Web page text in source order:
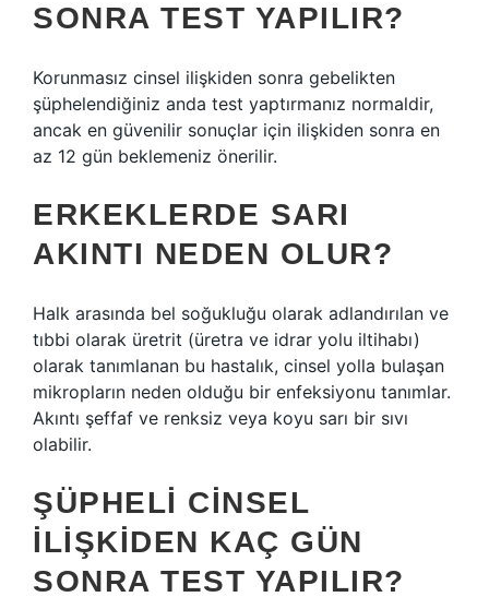
SONRA TEST YAPILIR?
Korunmasız cinsel ilişkiden sonra gebelikten
şüphelendiğiniz anda test yaptırmanız normaldir,
ancak en güvenilir sonuçlar için ilişkiden sonra en
az 12 gün beklemeniz önerilir.
ERKEKLERDE SARI
AKINTI NEDEN OLUR?
Halk arasında bel soğukluğu olarak adlandırılan ve
tıbbi olarak üretrit (üretra ve idrar yolu iltihabı)
olarak tanımlanan bu hastalık, cinsel yolla bulaşan
mikropların neden olduğu bir enfeksiyonu tanımlar.
Akıntı şeffaf ve renksiz veya koyu sarı bir sıvı
olabilir.
ŞÜPHELI CINSEL
ILIŞKIDEN KAÇ GÜN
SONRA TEST YAPILIR?